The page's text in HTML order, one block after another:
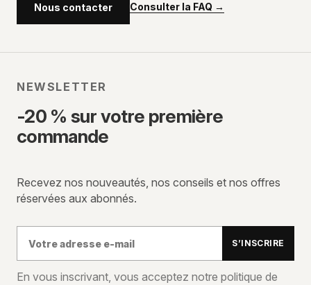
Nous contacter Consulter la FAQ →
NEWSLETTER
-20 % sur votre première
commande
Recevez nos nouveautés, nos conseils et nos offres
réservées aux abonnés.
e-
S’INSCRIRE
En vous inscrivant, vous acceptez notre politique de